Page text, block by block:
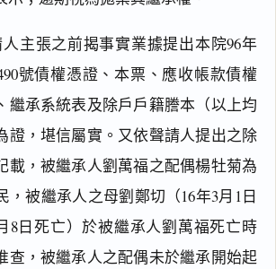
主張之前揭事實業據提出本院96年
號債權憑證、本票、應收帳款債權
繼承系統表及除戶戶籍謄本（以上均
證，堪信屬實。又依聲請人提出之除
載，被繼承人劉萬福之配偶楊牡菊為
，被繼承人之母劉鄭切（16年3月1日
8日死亡）於被繼承人劉萬福死亡時
查，被繼承人之配偶未於繼承開始起